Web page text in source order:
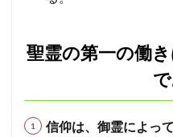
聖霊の第一の働
信仰は、御霊によっ
アビメレク
神への服
昇天
エフー 病
ミカ
サタン ホ